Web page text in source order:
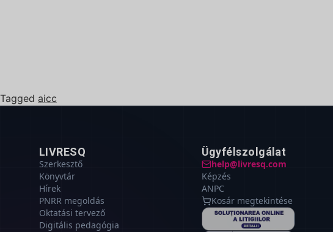
Tagged aicc
LIVRESQ
Szerkesztő
Könyvtár
Hírek
PNRR megoldás
Oktatási tervező
Digitális pedagógia
Ügyfélszolgálat
help@livresq.com
Képzés
ANPC
Kosár megtekintése